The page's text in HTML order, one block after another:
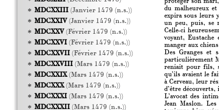
du malheureux
expira sous leurs
un peu, puis, se
Celle-ci
voyant,
manger aux
Des Granges et
particulièrement
reniait pour fils,
qu’ils avaient le
à Cerveau, leur
d’être
L’avocat des
Jean Maslon.
MDCXXIII(Janvier 1479 (n.s.))
MDCXXIV(Janvier 1479 (n.s.))
MDCXXV(Février 1479 (n.s.))
MDCXXVI(Février 1479 (n.s.))
MDCXXVII(Février 1479 (n.s.))
MDCXXVIII(Mars 1479 (n.s.))
MDCXXIX(Mars 1479 (n.s.))
MDCXXX(Mars 1479 (n.s.))
MDCXXXI(Mars 1479 (n.s.))
MDCXXXII(Mars 1479 (n.s.))